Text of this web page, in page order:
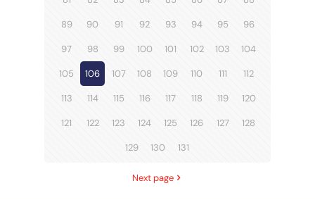
89 90 91 92 93 94 95 96
97 98 99 100 101 102 103 104
105 106 107 108 109 110 111 112
113 114 115 116 117 118 119 120
121 122 123 124 125 126 127 128
129 130 131
Next page